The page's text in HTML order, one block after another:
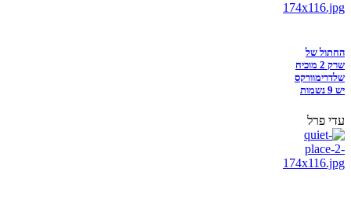
החתול של
שרק 2 מוכיח
שלדרימוורקס
יש 9 נשמות
עדי פרל